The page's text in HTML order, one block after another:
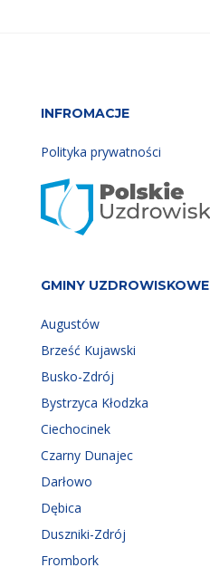
INFROMACJE
Polityka prywatności
GMINY UZDROWISKOWE
Augustów
Brześć Kujawski
Busko-Zdrój
Bystrzyca Kłodzka
Ciechocinek
Czarny Dunajec
Darłowo
Dębica
Duszniki-Zdrój
Frombork